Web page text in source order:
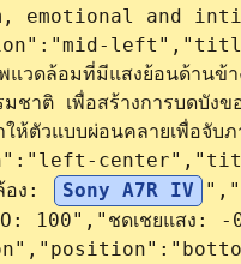
and
ล้อมที่มีแสงย้อนด้านข้า
ชาติ เพื่อสร้างการบดบัง
ห้ตัวแบบผ่อนคลายเพื่อจับ
อง:
Sony A7R IV
","
100","ชดเชยแสง: -